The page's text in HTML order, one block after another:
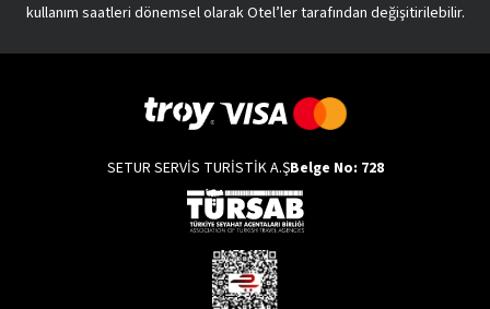
kullanım saatleri dönemsel olarak Otel’ler tarafından değişitirilebilir.
SETUR SERVİS TURİSTİK A.ŞBelge No: 728